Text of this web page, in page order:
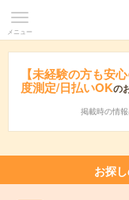
メニュー
【未経験の方も安
度測定/日払いOKの
掲載時の情報
お探